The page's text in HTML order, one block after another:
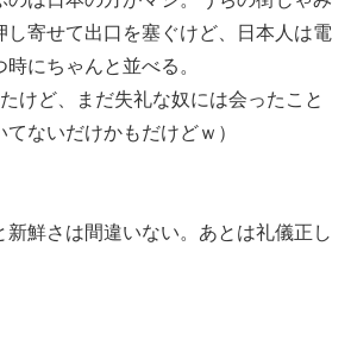
し寄せて出口を塞ぐけど、日本人は電
にちゃんと並べる。
けど、まだ失礼な奴には会ったこと
ないだけかもだけどｗ）
新鮮さは間違いない。あとは礼儀正し